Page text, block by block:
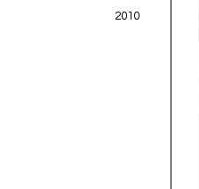
2010